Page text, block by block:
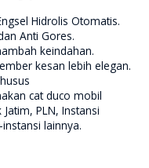
Hidrolis Otomatis.
Anti Gores.
keindahan.
kesan lebih elegan.
cat duco mobil
PLN, Instansi
lainnya.